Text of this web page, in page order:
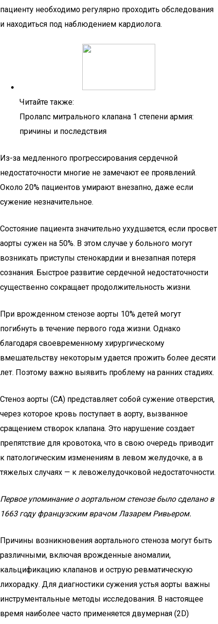
пациенту необходимо регулярно проходить обследования
и находиться под наблюдением кардиолога.
Читайте также:
Пролапс митрального клапана 1 степени армия:
причины и последствия
Из-за медленного прогрессирования сердечной
недостаточности многие не замечают ее проявлений.
Около 20% пациентов умирают внезапно, даже если
сужение незначительное.
Состояние пациента значительно ухудшается, если просвет
аорты сужен на 50%. В этом случае у больного могут
возникать приступы стенокардии и внезапная потеря
сознания. Быстрое развитие сердечной недостаточности
существенно сокращает продолжительность жизни.
При врожденном стенозе аорты 10% детей могут
погибнуть в течение первого года жизни. Однако
благодаря своевременному хирургическому
вмешательству некоторым удается прожить более десяти
лет. Поэтому важно выявить проблему на ранних стадиях.
Стеноз аорты (СА) представляет собой сужение отверстия,
через которое кровь поступает в аорту, вызванное
сращением створок клапана. Это нарушение создает
препятствие для кровотока, что в свою очередь приводит
к патологическим изменениям в левом желудочке, а в
тяжелых случаях — к левожелудочковой недостаточности.
Первое упоминание о аортальном стенозе было сделано в
1663 году французским врачом Лазарем Ривьером.
Причины возникновения аортального стеноза могут быть
различными, включая врожденные аномалии,
кальцификацию клапанов и острую ревматическую
лихорадку. Для диагностики сужения устья аорты важны
инструментальные методы исследования. В настоящее
время наиболее часто применяется двумерная (2D)